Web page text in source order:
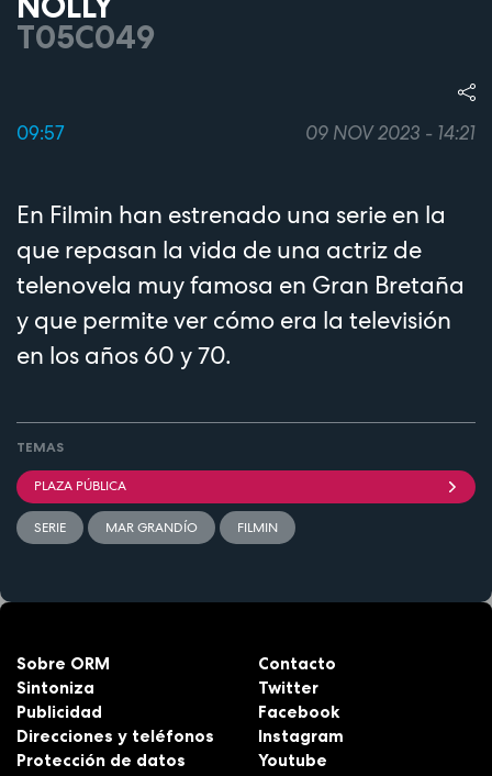
T05C049
09:57 09 NOV 2023 - 14:21
En Filmin han estrenado una serie en la
que repasan la vida de una actriz de
telenovela muy famosa en Gran Bretaña
y que permite ver cómo era la televisión
en los años 60 y 70.
TEMAS
PLAZA PÚBLICA
SERIE MAR GRANDÍO FILMIN
Sobre ORM
Sintoniza
Publicidad
Direcciones y teléfonos
Protección de datos
Contacto
Twitter
Facebook
Instagram
Youtube